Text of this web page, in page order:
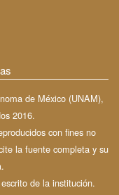
de México (UNAM),
2016.
con fines no
la fuente completa y su
de la institución.